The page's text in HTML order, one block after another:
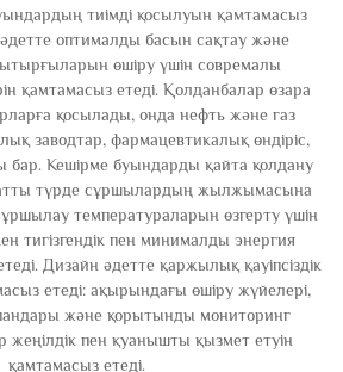
тиімді қосылуын қамтамасыз
әдетте оптималды басын сақтау және
өшіру үшін совремалы
қамтамасыз етеді. Қолданбалар өзара
қосылады, онда нефть және газ
заводтар, фармацевтикалық өндіріс,
бар. Кешірме буындарды қайта қолдану
түрде сұршылардың жылжымасына
температураларын өзгерту үшін
тигізгендік пен минималды энергия
Дизайн әдетте қаржылық қауіпсіздік
етеді: ақырындағы өшіру жүйелері,
және қорытынды мониторинг
жеңілдік пен қуанышты қызмет етуін
қамтамасыз етеді.